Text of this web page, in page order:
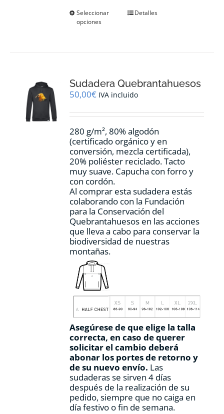
Seleccionar
opciones
Este
se
pueden
en
página
de
producto
Detalles
Sudadera Quebrantahuesos
50,00€ IVA incluido
280 g/m², 80% algodón
(certificado orgánico y en
conversión, mezcla certificada),
20% poliéster reciclado. Tacto
muy suave. Capucha con forro y
con cordón.
Al comprar esta sudadera estás
colaborando con la Fundación
para la Conservación del
Quebrantahuesos en las acciones
que lleva a cabo para conservar la
biodiversidad de nuestras
montañas.
Asegúrese de que elige la talla
correcta, en caso de querer
solicitar el cambio deberá
abonar los portes de retorno y
de su nuevo envío. Las
sudaderas se sirven 4 días
después de la realización de su
pedido, siempre que no caiga en
día festivo o fin de semana.